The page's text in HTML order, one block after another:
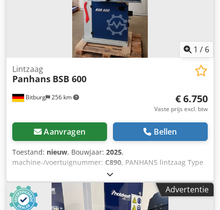
1 / 6
Bitburg 256 km
Lintzaag
Panhans BSB 600
€ 6.750
Vaste prijs excl. btw
Aanvragen Bellen
Toestand: nieuw, Bouwjaar: 2025,
machine-/voertuignummer: C890, PANHANS lintzaag Type
BSB 600 Stand in moderne staalconstructie, tafelblad
dikwandig, sterk geribde gietijzeren constructie massief
grijs gietijzeren bandzaagframes technologie: - bovenste
en onderste PANHANS lintzaagbladgeleider APA II - fijn
Advertentie